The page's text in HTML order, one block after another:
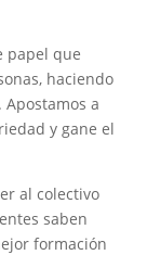
papel que
haciendo
a
y gane el
al colectivo
saben
formación